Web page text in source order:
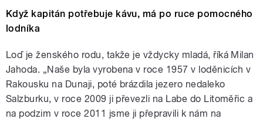
Když kapitán potřebuje kávu, má po ruce pomocného
lodníka
Loď je ženského rodu, takže je vždycky mladá, říká Milan
Jahoda. „Naše byla vyrobena v roce 1957 v loděnicích v
Rakousku na Dunaji, poté brázdila jezero nedaleko
Salzburku, v roce 2009 ji převezli na Labe do Litoměřic a
na podzim v roce 2011 jsme ji přepravili k nám na